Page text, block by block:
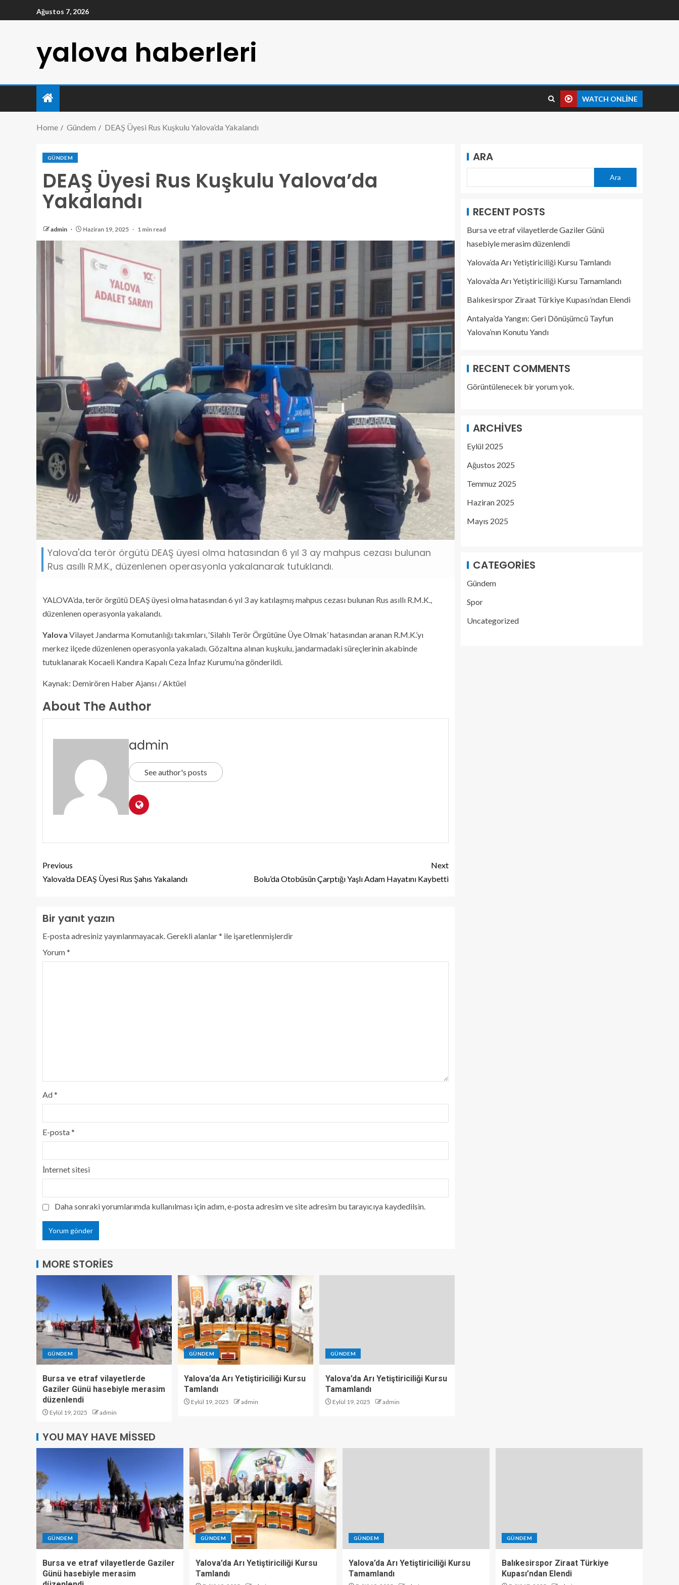
Ağustos 7, 2026
yalova haberleri
WATCH ONLINE
Home Gündem DEAŞ Üyesi Rus Kuşkulu Yalova’da Yakalandı
GÜNDEM
DEAŞ Üyesi Rus Kuşkulu Yalova’da
Yakalandı
admin Haziran 19, 2025 1 min read
Yalova'da terör örgütü DEAŞ üyesi olma hatasından 6 yıl 3 ay mahpus cezası bulunan
Rus asıllı R.M.K., düzenlenen operasyonla yakalanarak tutuklandı.
YALOVA’da, terör örgütü DEAŞ üyesi olma hatasından 6 yıl 3 ay katılaşmış mahpus cezası bulunan Rus asıllı R.M.K.,
düzenlenen operasyonla yakalandı.
Yalova Vilayet Jandarma Komutanlığı takımları, ‘Silahlı Terör Örgütüne Üye Olmak’ hatasından aranan R.M.K.’yı
merkez ilçede düzenlenen operasyonla yakaladı. Gözaltına alınan kuşkulu, jandarmadaki süreçlerinin akabinde
tutuklanarak Kocaeli Kandıra Kapalı Ceza İnfaz Kurumu’na gönderildi.
Kaynak: Demirören Haber Ajansı / Aktüel
About The Author
admin
See author's posts
Previous
Yalova’da DEAŞ Üyesi Rus Şahıs Yakalandı
Next
Bolu’da Otobüsün Çarptığı Yaşlı Adam Hayatını Kaybetti
Bir yanıt yazın
E-posta adresiniz yayınlanmayacak.Gerekli alanlar* ile işaretlenmişlerdir
Yorum*
Ad*
E-posta*
İnternet sitesi
Daha sonraki yorumlarımda kullanılması için adım, e-posta adresim ve site adresim bu tarayıcıya kaydedilsin.
MORE STORIES
GÜNDEM
Bursa ve etraf vilayetlerde
Gaziler Günü hasebiyle merasim
düzenlendi
Eylül 19, 2025 admin
GÜNDEM
Yalova’da Arı Yetiştiriciliği Kursu
Tamlandı
Eylül 19, 2025 admin
GÜNDEM
Yalova’da Arı Yetiştiriciliği Kursu
Tamamlandı
Eylül 19, 2025 admin
ARA
Ara
RECENT POSTS
Bursa ve etraf vilayetlerde Gaziler Günü
hasebiyle merasim düzenlendi
Yalova’da Arı Yetiştiriciliği Kursu Tamlandı
Yalova’da Arı Yetiştiriciliği Kursu Tamamlandı
Balıkesirspor Ziraat Türkiye Kupası’ndan Elendi
Antalya’da Yangın: Geri Dönüşümcü Tayfun
Yalova’nın Konutu Yandı
RECENT COMMENTS
Görüntülenecek bir yorum yok.
ARCHIVES
Eylül 2025
Ağustos 2025
Temmuz 2025
Haziran 2025
Mayıs 2025
CATEGORIES
Gündem
Spor
Uncategorized
YOU MAY HAVE MISSED
GÜNDEM
Bursa ve etraf vilayetlerde Gaziler
Günü hasebiyle merasim
GÜNDEM
Yalova’da Arı Yetiştiriciliği Kursu
Tamlandı
GÜNDEM
Yalova’da Arı Yetiştiriciliği Kursu
Tamamlandı
GÜNDEM
Balıkesirspor Ziraat Türkiye
Kupası’ndan Elendi